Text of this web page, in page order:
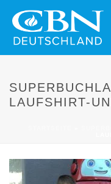
LAUFSHIRT-